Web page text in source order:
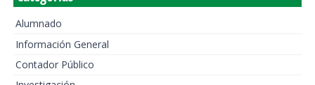
Alumnado
Información General
Contador Público